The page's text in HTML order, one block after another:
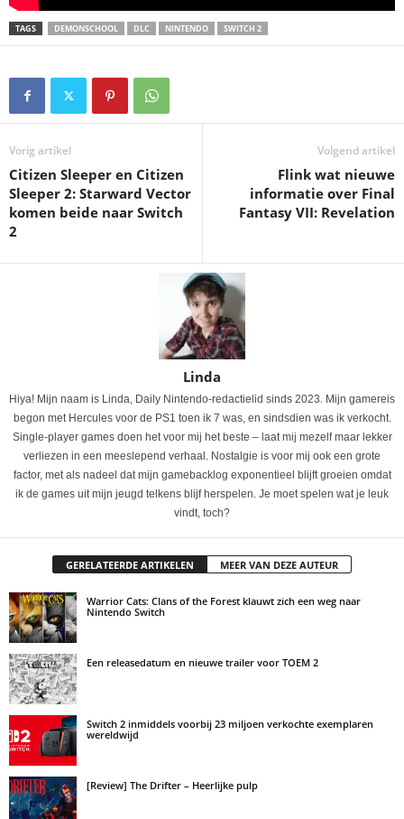
TAGS DEMONSCHOOL DLC NINTENDO SWITCH 2
Vorig artikel
Citizen Sleeper en Citizen
Sleeper 2: Starward Vector
komen beide naar Switch
2
Volgend artikel
Flink wat nieuwe
informatie over Final
Fantasy VII: Revelation
Linda
Hiya! Mijn naam is Linda, Daily Nintendo-redactielid sinds 2023. Mijn gamereis
begon met Hercules voor de PS1 toen ik 7 was, en sindsdien was ik verkocht.
Single-player games doen het voor mij het beste – laat mij mezelf maar lekker
verliezen in een meeslepend verhaal. Nostalgie is voor mij ook een grote
factor, met als nadeel dat mijn gamebacklog exponentieel blijft groeien omdat
ik de games uit mijn jeugd telkens blijf herspelen. Je moet spelen wat je leuk
vindt, toch?
GERELATEERDE ARTIKELEN MEER VAN DEZE AUTEUR
Warrior Cats: Clans of the Forest klauwt zich een weg naar
Nintendo Switch
Een releasedatum en nieuwe trailer voor TOEM 2
Switch 2 inmiddels voorbij 23 miljoen verkochte exemplaren
wereldwijd
[Review] The Drifter – Heerlijke pulp